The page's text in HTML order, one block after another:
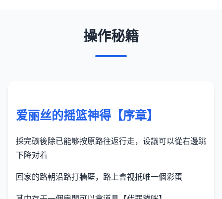
操作秘籍
爱丽丝的摇篮神得【序章】
採完礦後除已能够按原路往返行走，设議可以從右邊跳
下降对着
回家的路朝沿路打牆壁，路上會视抵唯一個彩蛋